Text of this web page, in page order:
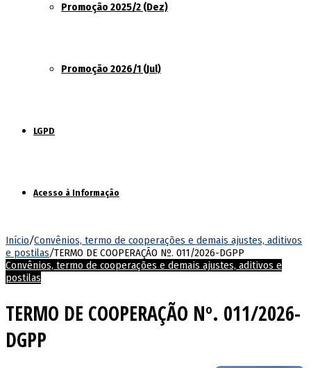
Promoção 2025/2 (Dez)
Promoção 2026/1 (Jul)
LGPD
Acesso à Informação
Início/Convênios, termo de cooperações e demais ajustes, aditivos
e postilas/TERMO DE COOPERAÇÃO Nº. 011/2026-DGPP
Convênios, termo de cooperações e demais ajustes, aditivos e
postilas
TERMO DE COOPERAÇÃO Nº. 011/2026-
DGPP